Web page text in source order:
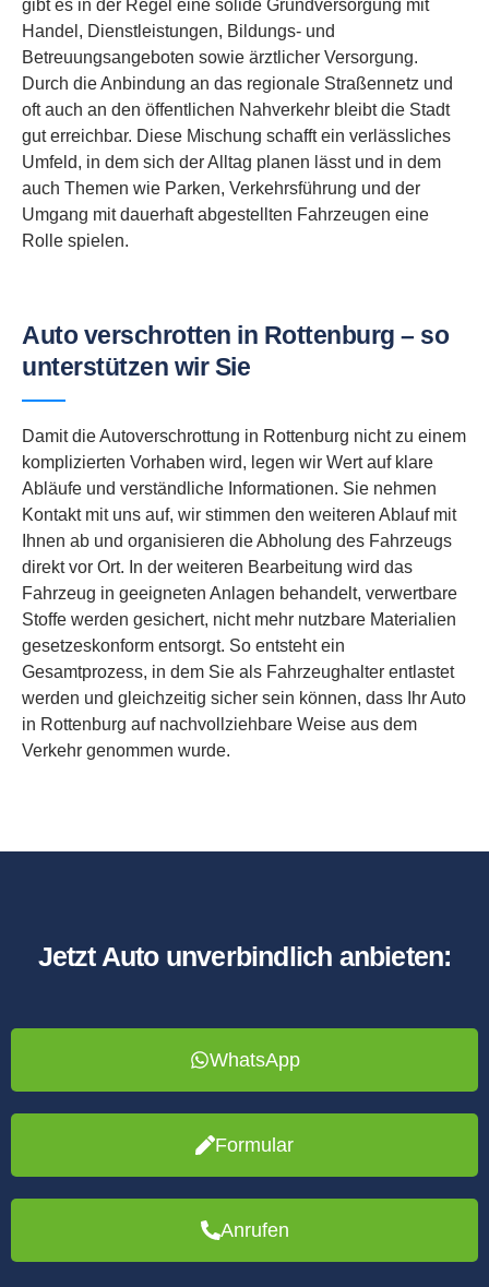
gibt es in der Regel eine solide Grundversorgung mit
Handel, Dienstleistungen, Bildungs- und
Betreuungsangeboten sowie ärztlicher Versorgung.
Durch die Anbindung an das regionale Straßennetz und
oft auch an den öffentlichen Nahverkehr bleibt die Stadt
gut erreichbar. Diese Mischung schafft ein verlässliches
Umfeld, in dem sich der Alltag planen lässt und in dem
auch Themen wie Parken, Verkehrsführung und der
Umgang mit dauerhaft abgestellten Fahrzeugen eine
Rolle spielen.
Auto verschrotten in Rottenburg – so
unterstützen wir Sie
Damit die Autoverschrottung in Rottenburg nicht zu einem
komplizierten Vorhaben wird, legen wir Wert auf klare
Abläufe und verständliche Informationen. Sie nehmen
Kontakt mit uns auf, wir stimmen den weiteren Ablauf mit
Ihnen ab und organisieren die Abholung des Fahrzeugs
direkt vor Ort. In der weiteren Bearbeitung wird das
Fahrzeug in geeigneten Anlagen behandelt, verwertbare
Stoffe werden gesichert, nicht mehr nutzbare Materialien
gesetzeskonform entsorgt. So entsteht ein
Gesamtprozess, in dem Sie als Fahrzeughalter entlastet
werden und gleichzeitig sicher sein können, dass Ihr Auto
in Rottenburg auf nachvollziehbare Weise aus dem
Verkehr genommen wurde.
Jetzt Auto unverbindlich anbieten:
WhatsApp
Formular
Anrufen